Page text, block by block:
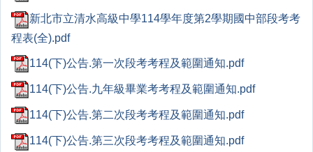
新北市立清水高級中學114學年度第2學期國中部段考考
程表(全).pdf
114(下)公告.第一次段考考程及範圍通知.pdf
114(下)公告.九年級畢業考考程及範圍通知.pdf
114(下)公告.第二次段考考程及範圍通知.pdf
114(下)公告.第三次段考考程及範圍通知.pdf